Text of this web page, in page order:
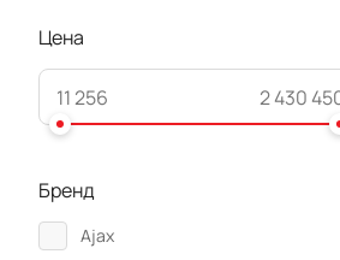
Цена
Бренд
Ajax